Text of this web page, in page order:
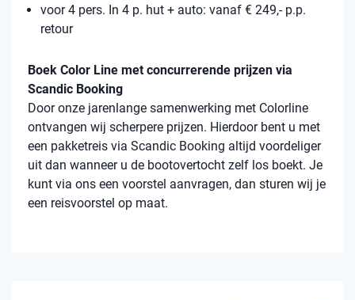
voor 4 pers. In 4 p. hut + auto: vanaf € 249,- p.p.
retour
Boek Color Line met concurrerende prijzen via
Scandic Booking
Door onze jarenlange samenwerking met Colorline
ontvangen wij scherpere prijzen. Hierdoor bent u met
een pakketreis via Scandic Booking altijd voordeliger
uit dan wanneer u de bootovertocht zelf los boekt. Je
kunt via ons een voorstel aanvragen, dan sturen wij je
een reisvoorstel op maat.